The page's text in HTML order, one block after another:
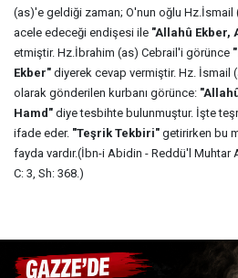
(as)'e geldiği zaman; O'nun oğlu
acele edeceği endişesi ile "Allahû Ekber,
etmiştir. Hz.İbrahim (as) Cebrail'i görünce
Ekber" diyerek cevap vermiştir. Hz. İsmail
olarak gönderilen kurbanı görünce:
Hamd" diye tesbihte bulunmuştur. İşte
ifade eder. "Teşrik Tekbiri" getirirken bu
fayda vardır.(İbn-i Abidin - Reddü'l Muhtar
C: 3, Sh: 368.)